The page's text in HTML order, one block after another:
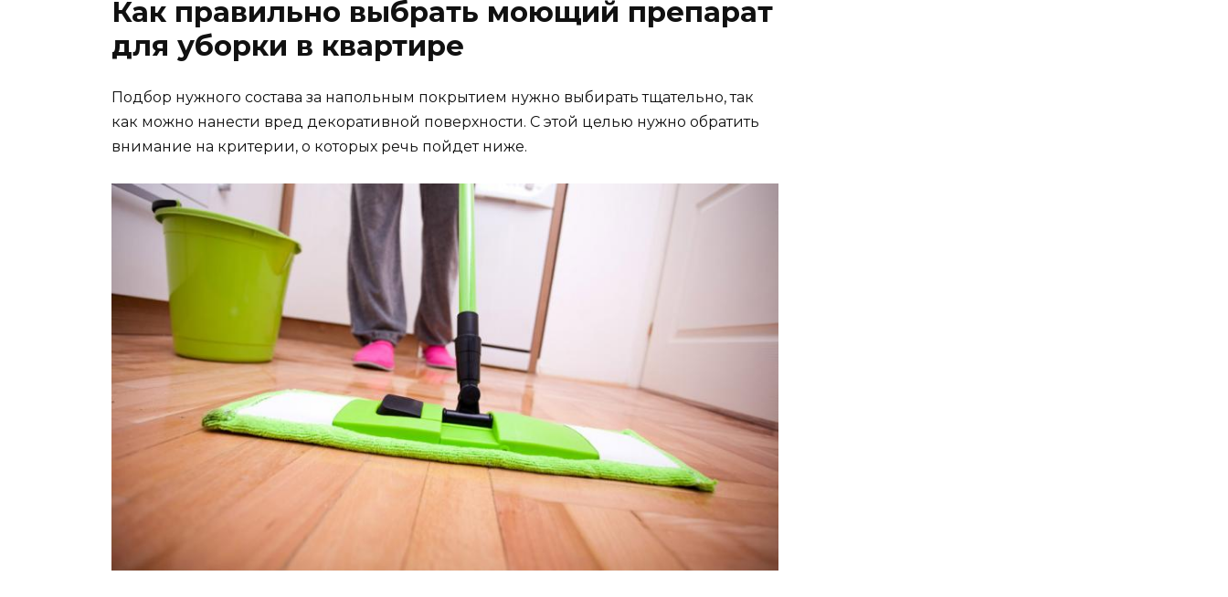
Как правильно выбрать моющий препарат
для уборки в квартире
Подбор нужного состава за напольным покрытием нужно выбирать тщательно, так
как можно нанести вред декоративной поверхности. С этой целью нужно обратить
внимание на критерии, о которых речь пойдет ниже.